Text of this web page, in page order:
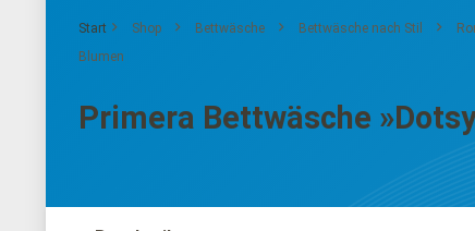
Start Shop Bettwäsche Bettwäsche nach Stil
Blumen
Primera Bettwäsche